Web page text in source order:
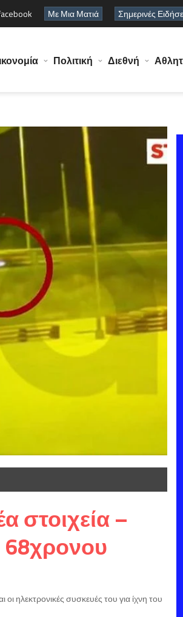
Με Μια Ματιά Σημερινές
Πολιτική Διεθνή
στοιχεία –
68χρονου
ηλεκτρονικές συσκευές του για ίχνη του